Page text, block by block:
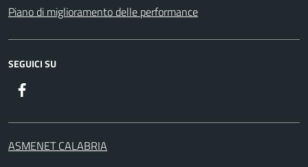
Piano di miglioramento delle performance
SEGUICI SU
ASMENET CALABRIA